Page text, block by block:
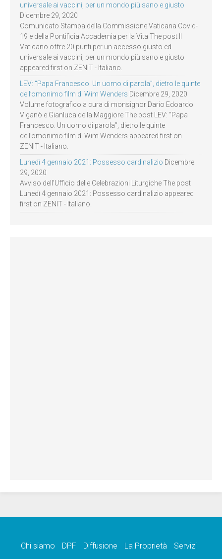
universale ai vaccini, per un mondo più sano e giusto
Dicembre 29, 2020
Comunicato Stampa della Commissione Vaticana Covid-
19 e della Pontificia Accademia per la Vita The post Il
Vaticano offre 20 punti per un accesso giusto ed
universale ai vaccini, per un mondo più sano e giusto
appeared first on ZENIT - Italiano.
LEV: “Papa Francesco. Un uomo di parola”, dietro le quinte
dell’omonimo film di Wim Wenders Dicembre 29, 2020
Volume fotografico a cura di monsignor Dario Edoardo
Viganò e Gianluca della Maggiore The post LEV: “Papa
Francesco. Un uomo di parola”, dietro le quinte
dell’omonimo film di Wim Wenders appeared first on
ZENIT - Italiano.
Lunedì 4 gennaio 2021: Possesso cardinalizio Dicembre
29, 2020
Avviso dell’Ufficio delle Celebrazioni Liturgiche The post
Lunedì 4 gennaio 2021: Possesso cardinalizio appeared
first on ZENIT - Italiano.
Chi siamo DPF Diffusione La Proprietà
Servizi